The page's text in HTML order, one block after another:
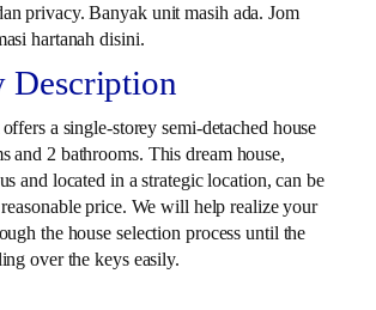
privacy. Banyak unit masih ada. Jom
hartanah disini.
Description
a single-storey semi-detached house
and 2 bathrooms. This dream house,
and located in a strategic location, can be
price. We will help realize your
the house selection process until the
over the keys easily.